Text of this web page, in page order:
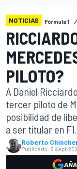
NOTICIAS Fórmula 1
PILOTO?
A Daniel
tercer piloto de
posibilidad de
a ser titular en F1.
Roberto
Publicado: 6 sept